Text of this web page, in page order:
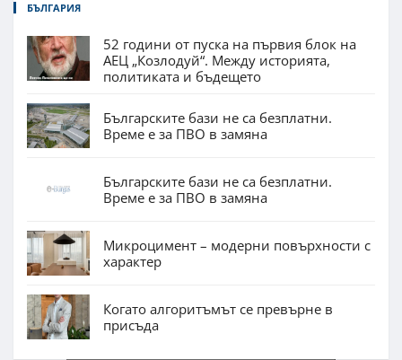
БЪЛГАРИЯ
52 години от пуска на първия блок на
АЕЦ „Козлодуй“. Между историята,
политиката и бъдещето
Българските бази не са безплатни.
Време е за ПВО в замяна
Българските бази не са безплатни.
Време е за ПВО в замяна
Микроцимент – модерни повърхности с
характер
Когато алгоритъмът се превърне в
присъда